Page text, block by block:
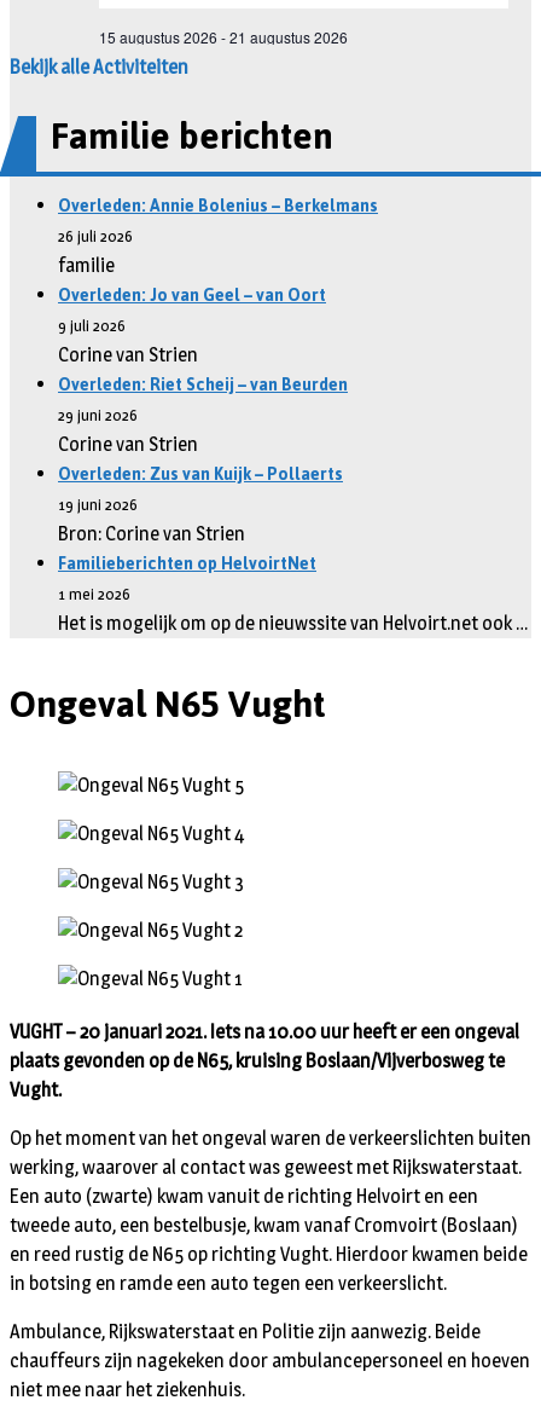
Bekijk alle Activiteiten
Familie berichten
Overleden: Annie Bolenius – Berkelmans
26 juli 2026
familie
Overleden: Jo van Geel – van Oort
9 juli 2026
Corine van Strien
Overleden: Riet Scheij – van Beurden
29 juni 2026
Corine van Strien
Overleden: Zus van Kuijk – Pollaerts
19 juni 2026
Bron: Corine van Strien
Familieberichten op HelvoirtNet
1 mei 2026
Het is mogelijk om op de nieuwssite van Helvoirt.net ook …
Ongeval N65 Vught
VUGHT – 20 januari 2021. Iets na 10.00 uur heeft er een ongeval
plaats gevonden op de N65, kruising Boslaan/Vijverbosweg te
Vught.
Op het moment van het ongeval waren de verkeerslichten buiten
werking, waarover al contact was geweest met Rijkswaterstaat.
Een auto (zwarte) kwam vanuit de richting Helvoirt en een
tweede auto, een bestelbusje, kwam vanaf Cromvoirt (Boslaan)
en reed rustig de N65 op richting Vught. Hierdoor kwamen beide
in botsing en ramde een auto tegen een verkeerslicht.
Ambulance, Rijkswaterstaat en Politie zijn aanwezig. Beide
chauffeurs zijn nagekeken door ambulancepersoneel en hoeven
niet mee naar het ziekenhuis.